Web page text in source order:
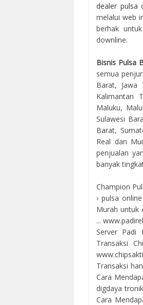
dealer pulsa
melalui web
berhak
downline.
Bisnis Pulsa
semua
Barat, Jawa
Kalimantan
Maluku,
Sulawesi
Barat,
Real dan
penjualan
banyak
Champion
› pulsa
Murah untuk
...
Server Padi
Transaksi
Transaksi
Cara
digdaya
Cara